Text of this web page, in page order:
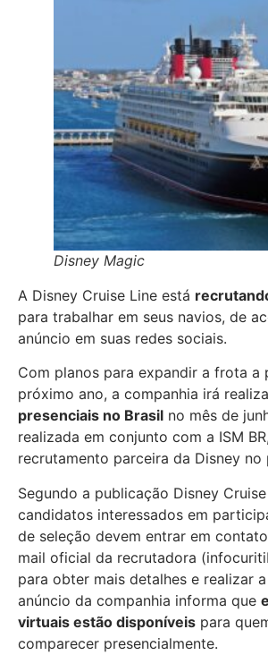
Disney Magic
A Disney Cruise Line está
para trabalhar em seus navios, de
anúncio em suas redes sociais.
Com planos para expandir a frota a
próximo ano, a companhia irá
presenciais no Brasil no mês de
realizada em conjunto com a ISM
recrutamento parceira da Disney no
Segundo a publicação Disney
candidatos interessados em
de seleção devem entrar em
mail oficial da recrutadora (
para obter mais detalhes e realizar
anúncio da companhia informa que
virtuais estão disponíveis para
comparecer presencialmente.